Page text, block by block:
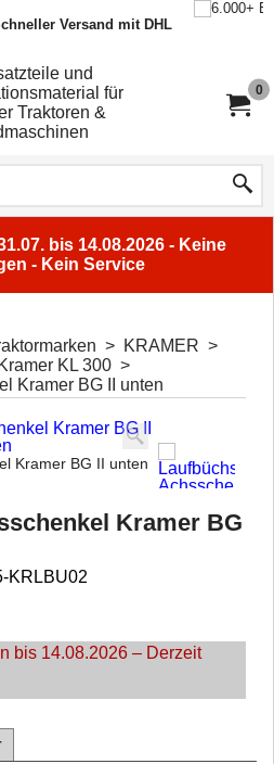
Versand mit DHL
0
bis 14.08.2026 - Keine
- Kein Service
> KRAMER >
Kramer KL 300 >
Kramer BG II unten
Kramer BG II unten
Kramer BG
KRLBU02
bis 14.08.2026 – Derzeit